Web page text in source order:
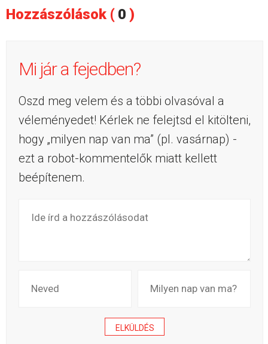
Hozzászólások ( 0 )
Mi jár a fejedben?
Oszd meg velem és a többi olvasóval a
véleményedet! Kérlek ne felejtsd el kitölteni,
hogy „milyen nap van ma” (pl. vasárnap) -
ezt a robot-kommentelők miatt kellett
beépítenem.